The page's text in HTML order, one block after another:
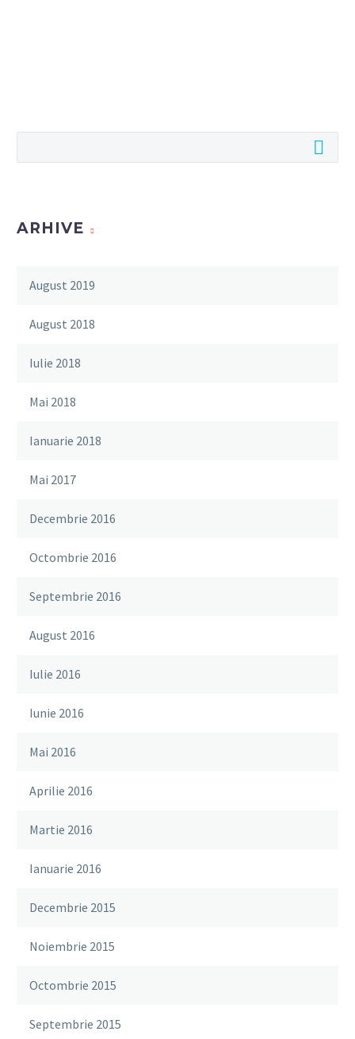
ARHIVE
August 2019
August 2018
Iulie 2018
Mai 2018
Ianuarie 2018
Mai 2017
Decembrie 2016
Octombrie 2016
Septembrie 2016
August 2016
Iulie 2016
Iunie 2016
Mai 2016
Aprilie 2016
Martie 2016
Ianuarie 2016
Decembrie 2015
Noiembrie 2015
Octombrie 2015
Septembrie 2015